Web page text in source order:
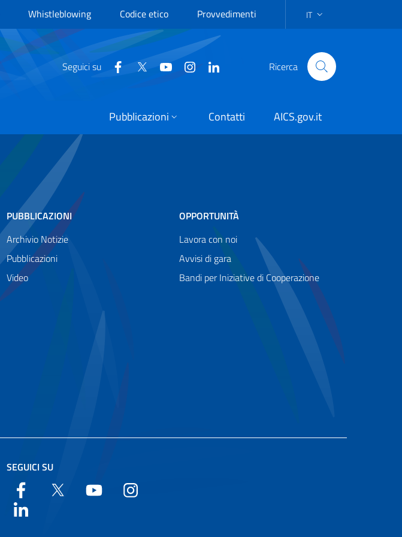
Whistleblowing Codice etico Provvedimenti SELEZIONE DELLA
IT
Seguici su Ricerca
Pubblicazioni Contatti AICS.gov.it
PUBBLICAZIONI
Archivio Notizie
Pubblicazioni
Video
OPPORTUNITÀ
Lavora con noi
Avvisi di gara
Bandi per Iniziative di Cooperazione
SEGUICI SU